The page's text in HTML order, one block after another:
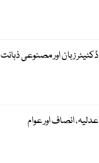
ڈکٹیٹر زبان اور مصنوعی ذہانت
عدلیہ، انصاف اور عوام